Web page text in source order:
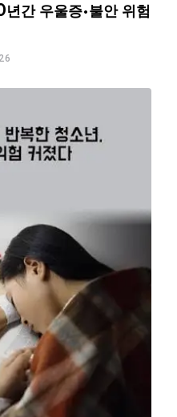
간 우울증·불안 위험